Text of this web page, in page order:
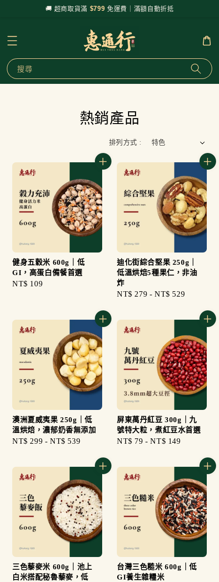
🚚 超商取貨滿 $799 免運費｜滿額自動折抵
搜尋
熱銷產品
排列方式 :
健身五穀米 600g｜低
GI，高蛋白備餐首選
Regular
NT$ 109
迪化街綜合堅果 250g｜
低溫烘焙5種果仁，非油
炸
Regular
NT$ 279 -NT$ 529
澳洲夏威夷果 250g｜低
溫烘焙，濃郁奶香無添加
Regular
NT$ 299 -NT$ 539
屏東萬丹紅豆 300g｜九
號特大粒，煮紅豆水首選
Regular
NT$ 79 -NT$ 149
三色藜麥米 600g｜池上
白米搭配秘魯藜麥，低
台灣三色糙米 600g｜低
GI養生雜糧米